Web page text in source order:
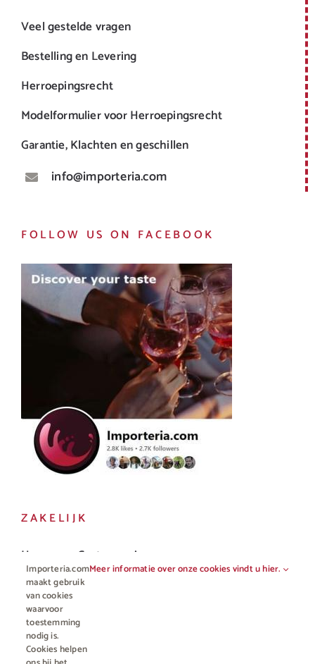
Veel gestelde vragen
Bestelling en Levering
Herroepingsrecht
Modelformulier voor Herroepingsrecht
Garantie, Klachten en geschillen
info@importeria.com
FOLLOW US ON FACEBOOK
ZAKELIJK
Horeca en Gastronomie
Vakhandel
Importeria.com
maakt gebruik
van cookies
waarvoor
toestemming
nodig is.
Cookies helpen
Meer informatie over onze cookies vindt u hier.